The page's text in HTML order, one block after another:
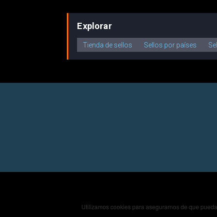
Explorar
Tienda de sellos Sellos por países